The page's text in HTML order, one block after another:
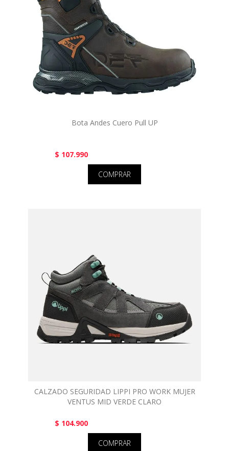
Bota Andes Cuero Pull UP
$ 107.990
COMPRAR
CALZADO SEGURIDAD LIPPI PRO WORK MUJER
VENTUS MID VERDE CLARO
$ 104.900
COMPRAR